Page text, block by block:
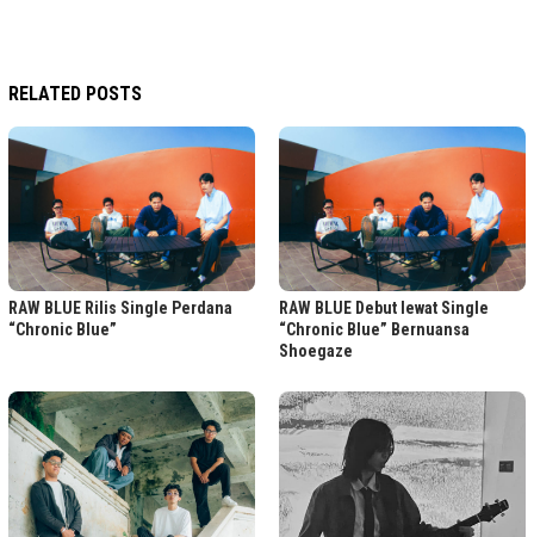
RELATED POSTS
RAW BLUE Rilis Single Perdana
“Chronic Blue”
RAW BLUE Debut lewat Single
“Chronic Blue” Bernuansa
Shoegaze